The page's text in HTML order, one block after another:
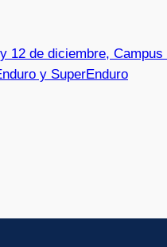
12 de diciembre,
y SuperEnduro